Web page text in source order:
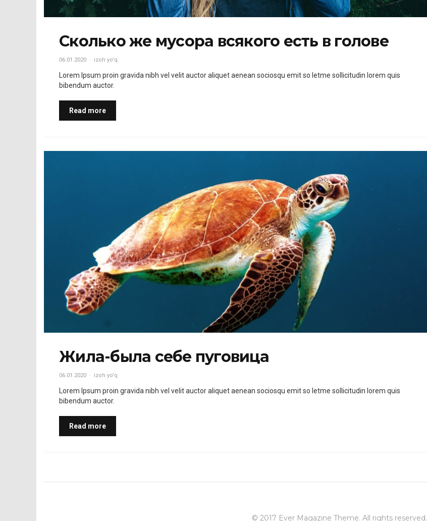
Сколько же мусора всякого есть в голове
06.01.2020 izoh yo'q
Lorem Ipsum proin gravida nibh vel velit auctor aliquet aenean sociosqu emit so letme sollicitudin lorem quis
bibendum auctor.
Read more
Жила-была себе пуговица
06.01.2020 izoh yo'q
Lorem Ipsum proin gravida nibh vel velit auctor aliquet aenean sociosqu emit so letme sollicitudin lorem quis
bibendum auctor.
Read more
© 2017 Ever Magazine Theme. All rights reserved.